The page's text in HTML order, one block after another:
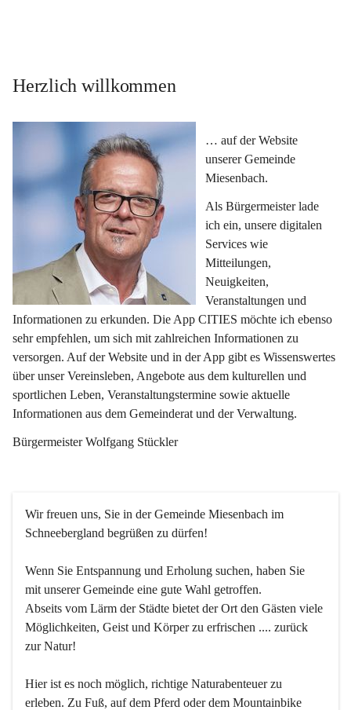
Herzlich willkommen
… auf der Website
unserer Gemeinde
Miesenbach.
Als Bürgermeister lade
ich ein, unsere digitalen
Services wie
Mitteilungen,
Neuigkeiten,
Veranstaltungen und
Informationen zu erkunden. Die App CITIES möchte ich ebenso
sehr empfehlen, um sich mit zahlreichen Informationen zu
versorgen. Auf der Website und in der App gibt es Wissenswertes
über unser Vereinsleben, Angebote aus dem kulturellen und
sportlichen Leben, Veranstaltungstermine sowie aktuelle
Informationen aus dem Gemeinderat und der Verwaltung.
Bürgermeister Wolfgang Stückler
Wir freuen uns, Sie in der Gemeinde Miesenbach im
Schneebergland begrüßen zu dürfen!
Wenn Sie Entspannung und Erholung suchen, haben Sie
mit unserer Gemeinde eine gute Wahl getroffen.
Abseits vom Lärm der Städte bietet der Ort den Gästen viele
Möglichkeiten, Geist und Körper zu erfrischen .... zurück
zur Natur!
Hier ist es noch möglich, richtige Naturabenteuer zu
erleben. Zu Fuß, auf dem Pferd oder dem Mountainbike